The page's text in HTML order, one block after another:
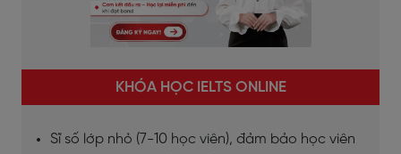
KHÓA HỌC IELTS ONLINE
Sĩ số lớp nhỏ (7-10 học viên), đảm bảo học viên